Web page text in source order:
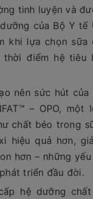
tinh luyện và
của Bộ Y tế
khi lựa chọn
điểm hệ tiêu
nên sức hút của
– OPO, một
chất béo trong
hiệu quả hơn,
hơn – những
triển đầu đời.
hệ dưỡng